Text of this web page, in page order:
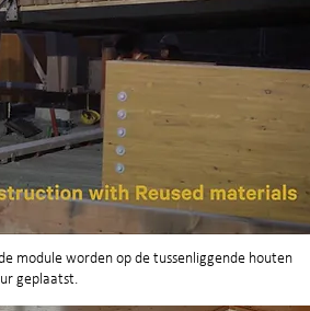
module worden op de tussenliggende houten
geplaatst.